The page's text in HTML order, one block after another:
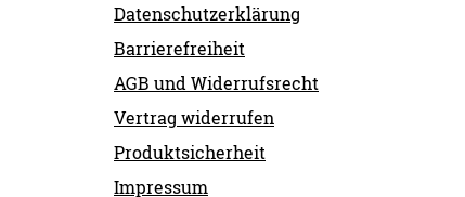
Datenschutzerklärung
Barrierefreiheit
AGB und Widerrufsrecht
Vertrag widerrufen
Produktsicherheit
Impressum